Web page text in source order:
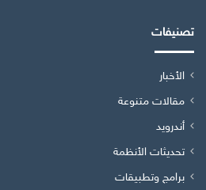
تصنيفات
الأخبار
مقالات متنوعة
أندرويد
تحديثات الأنظمة
برامج وتطبيقات